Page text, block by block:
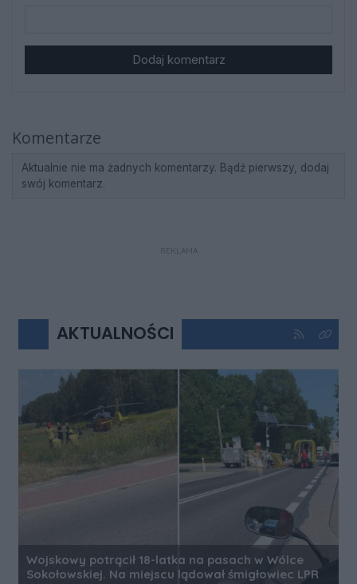
Dodaj komentarz
Komentarze
Aktualnie nie ma żadnych komentarzy. Bądź pierwszy, dodaj
swój komentarz.
REKLAMA
AKTUALNOŚCI Kliknij aby
Kliknij
Wojskowy potrącił 18-latka na pasach w Wólce
Sokołowskiej. Na miejscu lądował śmigłowiec LPR